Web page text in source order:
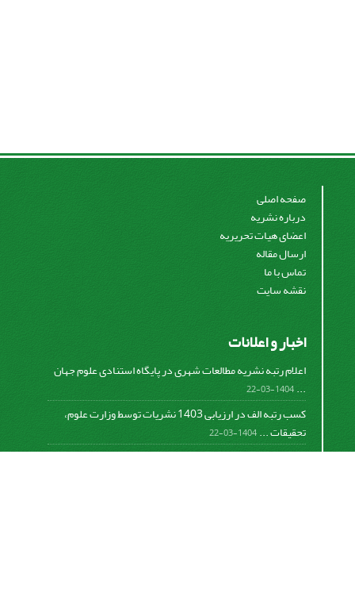
صفحه اصلی
درباره نشریه
اعضای هیات تحریریه
ارسال مقاله
تماس با ما
نقشه سایت
اخبار و اعلانات
اعلام رتبه نشریه مطالعات شهری در پایگاه استنادی علوم جهان
...
1404-03-22
کسب رتبه الف در ارزیابی 1403 نشریات توسط وزارت علوم،
تحقیقات ...1404-03-22
کسب رتبه الف در ارزیابی 1401 نشریات توسط وزارت علوم،